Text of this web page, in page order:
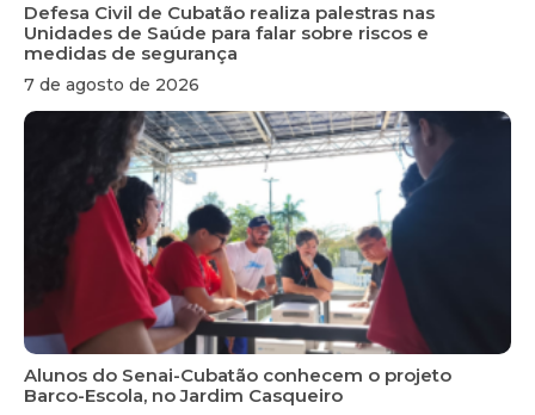
Defesa Civil de Cubatão realiza palestras nas
Unidades de Saúde para falar sobre riscos e
medidas de segurança
7 de agosto de 2026
Alunos do Senai-Cubatão conhecem o projeto
Barco-Escola, no Jardim Casqueiro